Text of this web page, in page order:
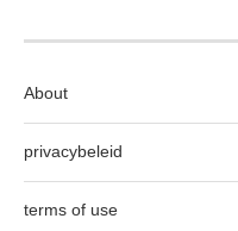
About
privacybeleid
terms of use